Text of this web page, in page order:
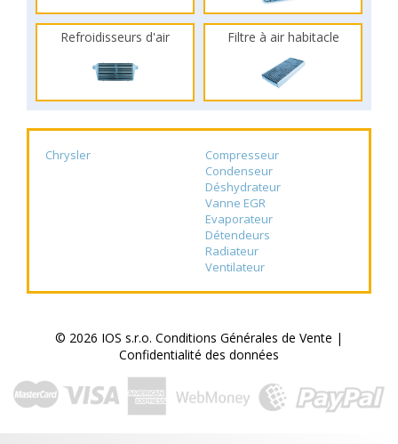
Refroidisseurs d'air Filtre à air habitacle
Chrysler
Compresseur
Condenseur
Déshydrateur
Vanne EGR
Evaporateur
Détendeurs
Radiateur
Ventilateur
© 2026 IOS s.r.o. Conditions Générales de Vente |
Confidentialité des données